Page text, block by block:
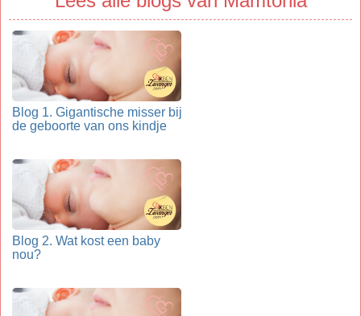
Blog 1. Gigantische misser bij
de geboorte van ons kindje
Blog 2. Wat kost een baby
nou?